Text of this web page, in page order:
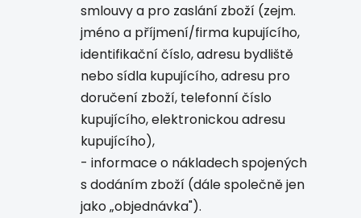
smlouvy a pro zaslání zboží (zejm.
jméno a příjmení/firma kupujícího,
identifikační číslo, adresu bydliště
nebo sídla kupujícího, adresu pro
doručení zboží, telefonní číslo
kupujícího, elektronickou adresu
kupujícího),
- informace o nákladech spojených
s dodáním zboží (dále společně jen
jako „objednávka").